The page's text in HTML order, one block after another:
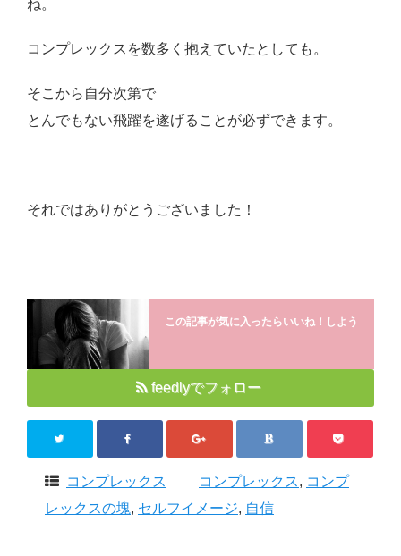
ね。
コンプレックスを数多く抱えていたとしても。
そこから自分次第で
とんでもない飛躍を遂げることが必ずできます。
それではありがとうございました！
この記事が気に入ったらいいね！しよう
feedlyでフォロー
コンプレックス コンプレックス, コンプ
レックスの塊, セルフイメージ, 自信